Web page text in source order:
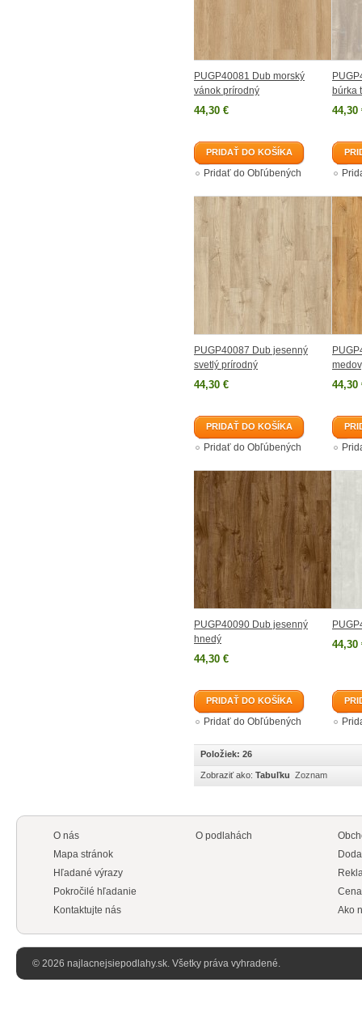
PUGP40081 Dub morský
vánok prírodný
44,30 €
PRIDAŤ DO KOŠÍKA
Pridať do Obľúbených
búrka
44,30
PUGP40087 Dub jesenný
svetlý prírodný
44,30 €
PRIDAŤ DO KOŠÍKA
Pridať do Obľúbených
44,30
PUGP40090 Dub jesenný
hnedý
44,30 €
PRIDAŤ DO KOŠÍKA
Pridať do Obľúbených
44,30
Položiek: 26
Zobraziť ako: Tabuľku Zoznam
O nás
Mapa stránok
Hľadané výrazy
Pokročilé hľadanie
Kontaktujte nás
O podlahách
Ako
© 2026 najlacnejsiepodlahy.sk. Všetky práva vyhradené.